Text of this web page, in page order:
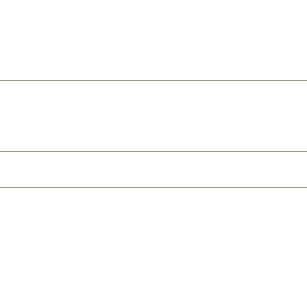
niż przelać
liści sukulentów